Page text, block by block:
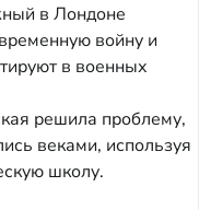
в Лондоне
войну и
в военных
решила проблему,
веками, используя
школу.